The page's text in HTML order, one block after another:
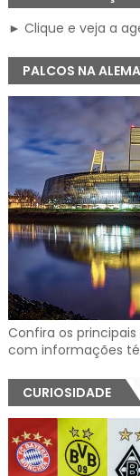
► Clique e veja a
PALCOS NA
Confira os
com informações
CURIOSIDADE